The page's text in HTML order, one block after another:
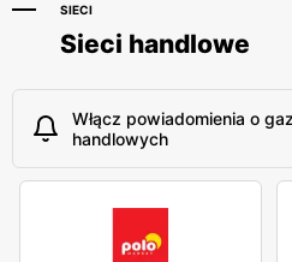
SIECI
Sieci handlowe
Włącz powiadomienia o
handlowych